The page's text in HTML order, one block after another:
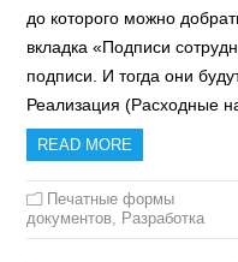
до которого можно
вкладка «Подписи
подписи. И тогда они
Реализация (Расходные
READ MORE
Печатные формы
документов, Разработка